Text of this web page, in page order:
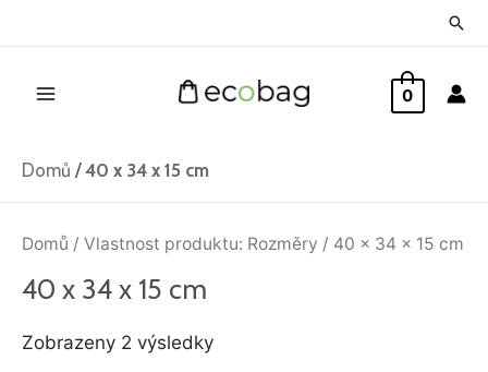
0
Domů /40 x 34 x 15 cm
Domů / Vlastnost produktu: Rozměry / 40 x 34 x 15 cm
40 x 34 x 15 cm
Zobrazeny 2 výsledky
nejnovějších